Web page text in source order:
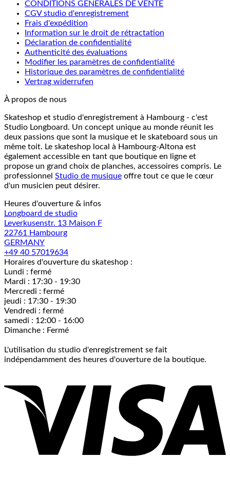
CONDITIONS GÉNÉRALES DE VENTE
CGV studio d'enregistrement
Frais d'expédition
Information sur le droit de rétractation
Déclaration de confidentialité
Authenticité des évaluations
Modifier les paramètres de confidentialité
Historique des paramètres de confidentialité
Vertrag widerrufen
À propos de nous
Skateshop et studio d'enregistrement à Hambourg - c'est
Studio Longboard. Un concept unique au monde réunit les
deux passions que sont la musique et le skateboard sous un
même toit. Le skateshop local à Hambourg-Altona est
également accessible en tant que boutique en ligne et
propose un grand choix de planches, accessoires compris. Le
professionnel Studio de musique offre tout ce que le cœur
d'un musicien peut désirer.
Heures d'ouverture & infos
Longboard de studio
Leverkusenstr. 13 Maison F
22761 Hambourg
GERMANY
+49 40 57019634
Horaires d'ouverture du skateshop :
Lundi : fermé
Mardi : 17:30 - 19:30
Mercredi : fermé
jeudi : 17:30 - 19:30
Vendredi : fermé
samedi : 12:00 - 16:00
Dimanche : Fermé
L'utilisation du studio d'enregistrement se fait
indépendamment des heures d'ouverture de la boutique.